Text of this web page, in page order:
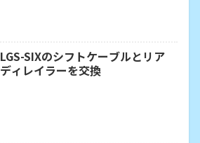
LGS-SIXのシフトケーブルとリア
ディレイラーを交換